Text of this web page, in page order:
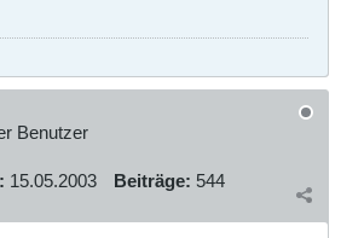
Benutzer
15.05.2003 Beiträge: 544